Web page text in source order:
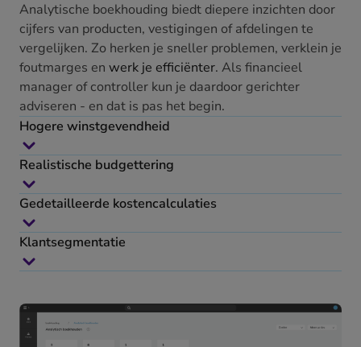
Analytische boekhouding biedt diepere inzichten door
cijfers van producten, vestigingen of afdelingen te
vergelijken. Zo herken je sneller problemen, verklein je
foutmarges en werk je efficiënter. Als financieel
manager of controller kun je daardoor gerichter
adviseren - en dat is pas het begin.
Hogere winstgevendheid
Realistische budgettering
Gedetailleerde kostencalculaties
Klantsegmentatie